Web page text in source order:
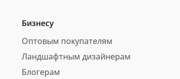
Бизнесу
Оптовым покупателям
Ландшафтным дизайнерам
Блогерам